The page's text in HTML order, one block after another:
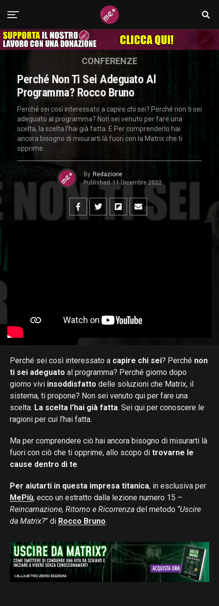
CONFERENZE
Perché Non Ti Sei Adeguato Al
Programma? Rocco Bruno
Perché sei così interessato a capire chi sei? Perché non ti sei
adeguato al programma? Non sei venuto per fare una
scelta, la scelta l’hai già fatta. E Per comprenderlo hai
ancora bisogno di misurarti là fuori con la Matrix che ti
opprime.
By Redazione
Published 11 Dicembre 2022
Perché sei così interessato a capire chi sei? Perché non
ti sei adeguato al programma? Perché giorno dopo
giorno vivi insoddisfatto delle soluzioni che Matrix, il
sistema, ti propone? Non sei venuto qui per fare una
scelta. La scelta l’hai già fatta. Sei qui per conoscere le
ragioni per cui l’hai fatta.
Ma per comprendere ciò hai ancora bisogno di misurarti là
fuori con ciò che ti opprime, allo scopo di trovarne le
cause dentro di te.
Per aiutarti in questa impresa titanica, in esclusiva per
MePiù, ecco un estratto dalla lezione numero 15 –
Reincarnazione, Ritorno e Ricorrenza del metodo “Uscire
da Matrix?” di Rocco Bruno.